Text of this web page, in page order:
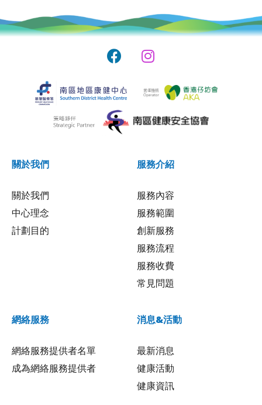
關於我們
關於我們
中心理念
計劃目的
服務介紹
服務內容
服務範圍
創新服務
服務流程
服務收費
常見問題
網絡服務
網絡服務提供者名單
成為網絡服務提供者
消息&活動
最新消息
健康活動
健康資訊